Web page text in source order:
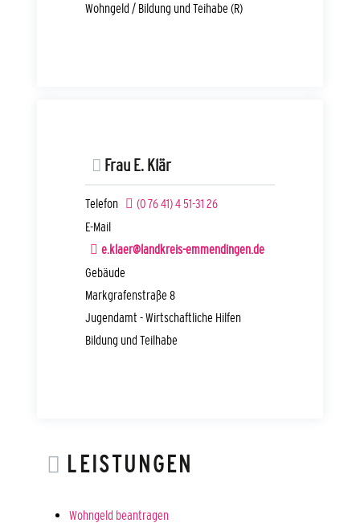
Wohngeld / Bildung und Teihabe (R)
Frau E. Klär
Telefon (07641) 451-31 26
E-Mail
e.klaer@landkreis-emmendingen.de
Gebäude
Markgrafenstraße 8
Jugendamt - Wirtschaftliche Hilfen
Bildung und Teilhabe
LEISTUNGEN
Wohngeld beantragen